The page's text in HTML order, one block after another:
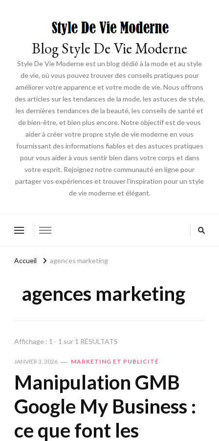
Blog Style De Vie Moderne
Style De Vie Moderne est un blog dédié à la mode et au style
de vie, où vous pouvez trouver des conseils pratiques pour
améliorer votre apparence et votre mode de vie. Nous offrons
des articles sur les tendances de la mode, les astuces de style,
les dernières tendances de la beauté, les conseils de santé et
de bien-être, et bien plus encore. Notre objectif est de vous
aider à créer votre propre style de vie moderne en vous
fournissant des informations fiables et des astuces pratiques
pour vous aider à vous sentir bien dans votre corps et dans
votre esprit. Rejoignez notre communauté en ligne pour
partager vos expériences et trouver l'inspiration pour un style
de vie moderne et élégant.
Accueil agences marketing
agences marketing
Affichage : 1 - 1 sur 1 RÉSULTATS
JANVIER 3, 2026 MARKETING ET PUBLICITÉ
Manipulation GMB
Google My Business :
ce que font les